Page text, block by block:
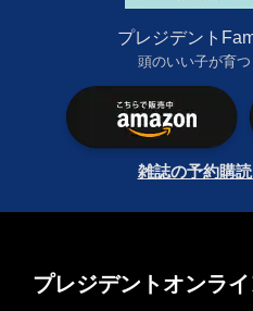
プレジデント
頭のいい子が育
雑誌の予約購
プレジデントオンラ